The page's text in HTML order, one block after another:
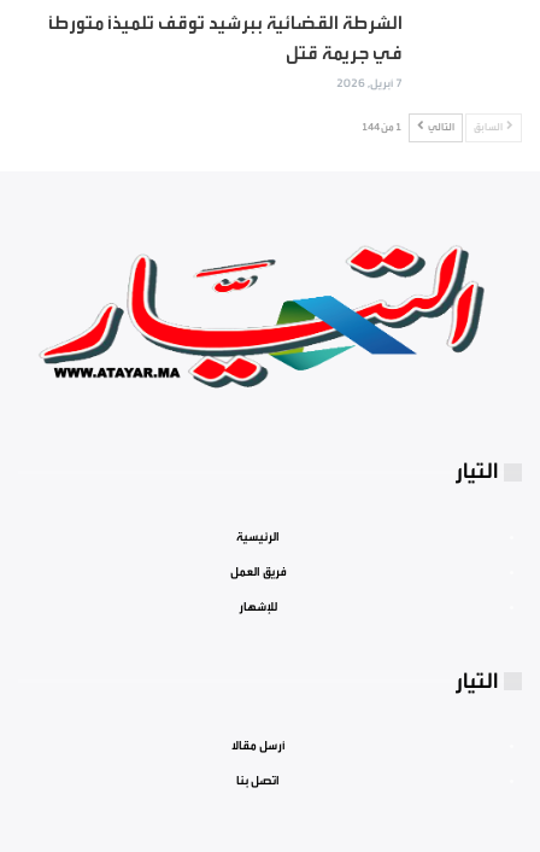
الشرطة القضائية ببرشيد توقف تلميذاً متورطاً
في جريمة قتل
7 أبريل, 2026
السابق التالي 1 من 144
التيار
الرئيسية
فريق العمل
للإشهار
التيار
أرسل مقالا
اتصل بنا